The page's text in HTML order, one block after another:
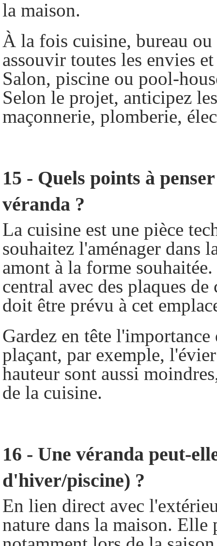
la maison.
À la fois cuisine, bureau
assouvir toutes les envies
Salon, piscine ou pool-
Selon le projet, anticipez
maçonnerie, plomberie,
15 - Quels points à
véranda ?
La cuisine est une pièce
souhaitez l'aménager dans
amont à la forme
central avec des plaques
doit être prévu à cet
Gardez en tête
plaçant, par exemple,
hauteur sont aussi
de la cuisine.
16 - Une véranda peut-
d'hiver/piscine) ?
En lien direct avec
nature dans la maison.